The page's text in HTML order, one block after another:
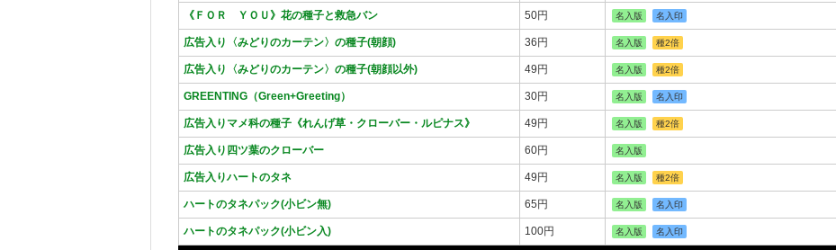
《ＦＯＲ ＹＯＵ》花の種子と救急バン 50円 名入版 名入印
広告入り〈みどりのカーテン〉の種子(朝顔) 36円 名入版 種2倍
広告入り〈みどりのカーテン〉の種子(朝顔以外) 49円 名入版 種2倍
GREENTING（Green+Greeting） 30円 名入版 名入印
広告入りマメ科の種子《れんげ草・クローバー・ルピナス》 49円 名入版 種2倍
広告入り四ツ葉のクローバー 60円 名入版
広告入りハートのタネ 49円 名入版 種2倍
ハートのタネパック(小ビン無) 65円 名入版 名入印
ハートのタネパック(小ビン入) 100円 名入版 名入印